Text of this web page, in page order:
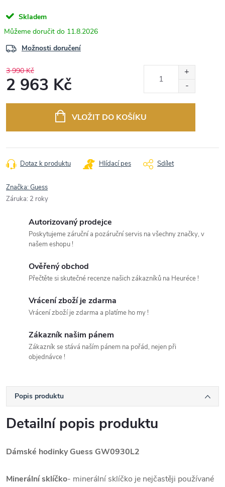
Skladem
11.8.2026
Možnosti doručení
3 990 Kč
2 963 Kč
VLOŽIT DO KOŠÍKU
Dotaz k produktu Hlídací pes Sdílet
Značka:Guess
Záruka: 2 roky
Autorizovaný prodejce
Poskytujeme záruční a pozáruční servis na všechny značky, v
našem eshopu !
Ověřený obchod
Přečtěte si skutečné recenze našich zákazníků na Heuréce !
Vrácení zboží je zdarma
Vrácení zboží je zdarma a platíme ho my !
Zákazník našim pánem
Zákazník se stává naším pánem na pořád, nejen při
objednávce !
Popis produktu
Detailní popis produktu
Dámské hodinky Guess GW0930L2
Minerální sklíčko- minerální sklíčko je nejčastěji používané